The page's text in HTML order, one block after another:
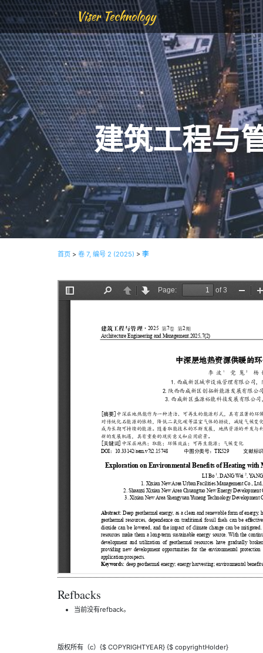
Viser Technology
建筑工程与
首页 > 卷 7, 编号 2 (2025) > 李
Refbacks
当前没有refback。
版权所有（c）{$ COPYRIGHTYEAR} {$ copyrightHolder}